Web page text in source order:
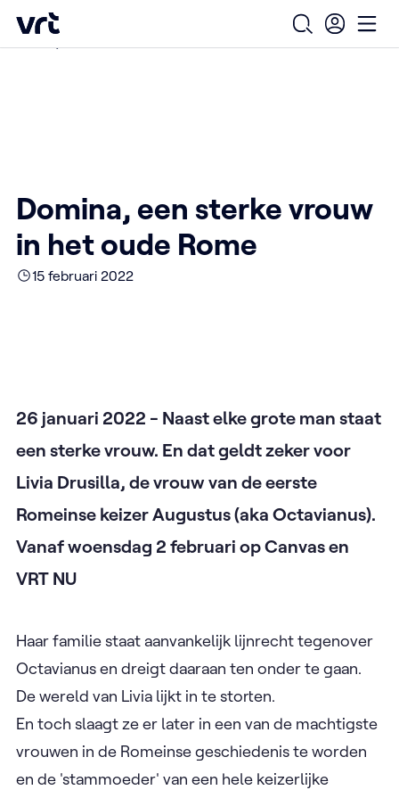
Ga naar de hoofdinhoud
VRT (home)
Open
Home /
Domina, een sterke vrouw
in het oude Rome
15 februari 2022
26 januari 2022 - Naast elke grote man staat
een sterke vrouw. En dat geldt zeker voor
Livia Drusilla, de vrouw van de eerste
Romeinse keizer Augustus (aka Octavianus).
Vanaf woensdag 2 februari op Canvas en
VRT NU
Haar familie staat aanvankelijk lijnrecht tegenover
Octavianus en dreigt daaraan ten onder te gaan.
De wereld van Livia lijkt in te storten.
En toch slaagt ze er later in een van de machtigste
vrouwen in de Romeinse geschiedenis te worden
en de 'stammoeder' van een hele keizerlijke